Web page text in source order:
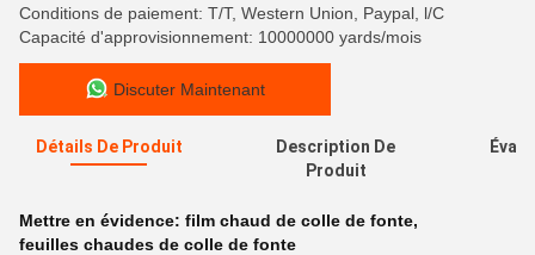
Conditions de paiement: T/T, Western Union, Paypal, l/C
Capacité d'approvisionnement: 10000000 yards/mois
Discuter Maintenant
Détails De Produit
Description De
Produit
Mettre en évidence: film chaud de colle de fonte,
feuilles chaudes de colle de fonte